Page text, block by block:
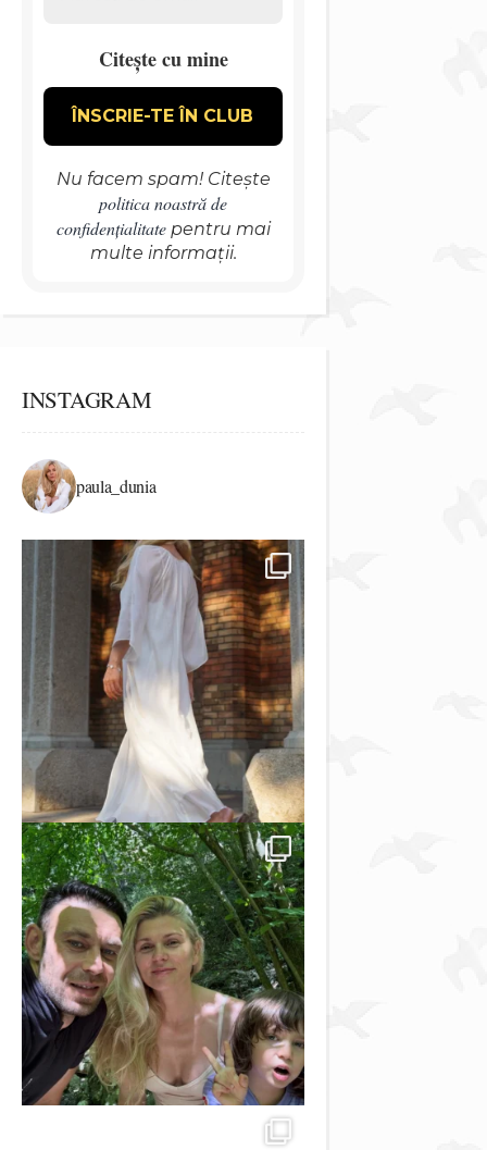
Citește cu mine
Nu facem spam! Citește
politica noastră de
confidențialitatepentru mai
multe informații.
INSTAGRAM
paula_dunia